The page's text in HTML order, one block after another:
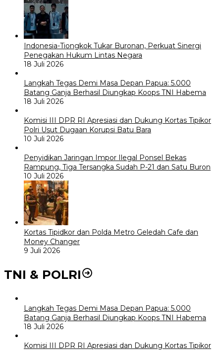
Indonesia-Tiongkok Tukar Buronan, Perkuat Sinergi
Penegakan Hukum Lintas Negara
18 Juli 2026
Langkah Tegas Demi Masa Depan Papua: 5.000
Batang Ganja Berhasil Diungkap Koops TNI Habema
18 Juli 2026
Komisi III DPR RI Apresiasi dan Dukung Kortas Tipikor
Polri Usut Dugaan Korupsi Batu Bara
10 Juli 2026
Penyidikan Jaringan Impor Ilegal Ponsel Bekas
Rampung, Tiga Tersangka Sudah P-21 dan Satu Buron
10 Juli 2026
Kortas Tipidkor dan Polda Metro Geledah Cafe dan
Money Changer
9 Juli 2026
TNI & POLRI
Langkah Tegas Demi Masa Depan Papua: 5.000
Batang Ganja Berhasil Diungkap Koops TNI Habema
18 Juli 2026
Komisi III DPR RI Apresiasi dan Dukung Kortas Tipikor